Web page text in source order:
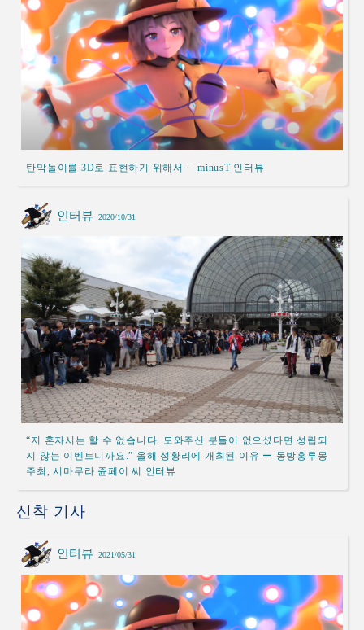
탄막놀이를 3D로 표현하기 위해서 ─ minusT 인터뷰
인터뷰 2020/10/31
“저 혼자서는 할 수 없습니다. 도와주신 분들이 없으셨다면 성립되
지 않는 이벤트니까요.” 올해 성황리에 개최된 이유 ー 동방홍루몽
주최, 시마무라 쥰페이 씨 인터뷰
신착 기사
인터뷰 2021/05/31